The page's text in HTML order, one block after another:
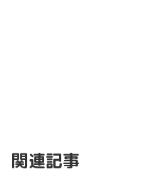
関連記事